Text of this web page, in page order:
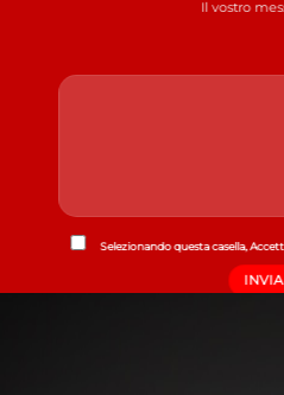
Il vostro
Selezionando questa casella,